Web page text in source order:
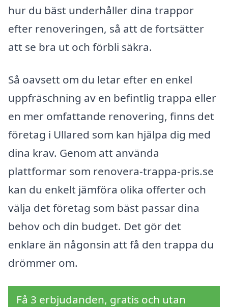
hur du bäst underhåller dina trappor
efter renoveringen, så att de fortsätter
att se bra ut och förbli säkra.
Så oavsett om du letar efter en enkel
uppfräschning av en befintlig trappa eller
en mer omfattande renovering, finns det
företag i Ullared som kan hjälpa dig med
dina krav. Genom att använda
plattformar som renovera-trappa-pris.se
kan du enkelt jämföra olika offerter och
välja det företag som bäst passar dina
behov och din budget. Det gör det
enklare än någonsin att få den trappa du
drömmer om.
Få 3 erbjudanden, gratis och utan